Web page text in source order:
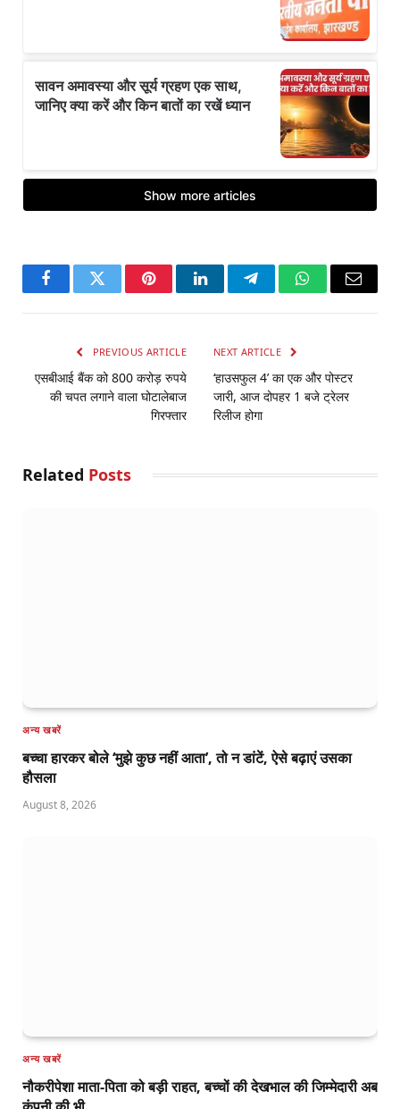
FacebookTwitter PinterestLinkedInTelegramWhatsApp
Email
PREVIOUS ARTICLE
एसबीआई बैंक को 800 करोड़ रुपये
की चपत लगाने वाला घोटालेबाज
गिरफ्तार
NEXT ARTICLE
‘हाउसफुल 4’ का एक और पोस्टर
जारी, आज दोपहर 1 बजे ट्रेलर
रिलीज होगा
Related Posts
अन्य खबरें
बच्चा हारकर बोले ‘मुझे कुछ नहीं आता’, तो न डांटें, ऐसे बढ़ाएं उसका
हौसला
August 8, 2026
अन्य खबरें
नौकरीपेशा माता-पिता को बड़ी राहत, बच्चों की देखभाल की जिम्मेदारी अब